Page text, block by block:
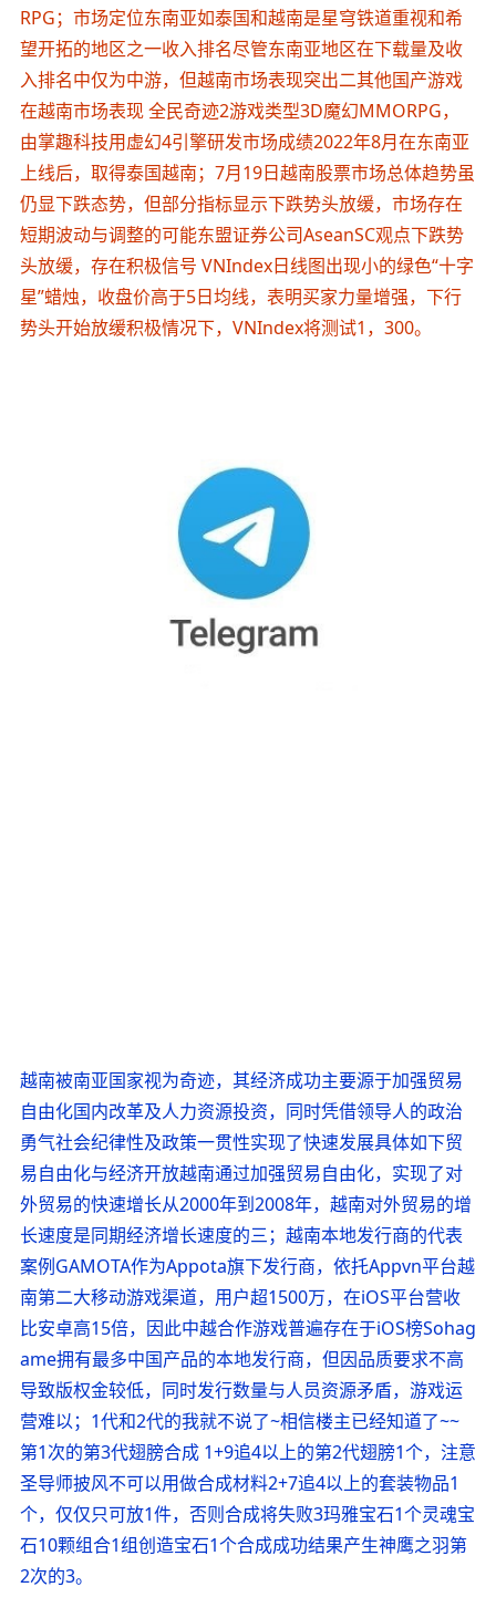
RPG；市场定位东南亚如泰国和越南是星穹铁道重视和希
望开拓的地区之一收入排名尽管东南亚地区在下载量及收
入排名中仅为中游，但越南市场表现突出二其他国产游戏
在越南市场表现 全民奇迹2游戏类型3D魔幻MMORPG，
由掌趣科技用虚幻4引擎研发市场成绩2022年8月在东南亚
上线后，取得泰国越南；7月19日越南股票市场总体趋势虽
仍显下跌态势，但部分指标显示下跌势头放缓，市场存在
短期波动与调整的可能东盟证券公司AseanSC观点下跌势
头放缓，存在积极信号 VNIndex日线图出现小的绿色“十字
星”蜡烛，收盘价高于5日均线，表明买家力量增强，下行
势头开始放缓积极情况下，VNIndex将测试1，300。
越南被南亚国家视为奇迹，其经济成功主要源于加强贸易
自由化国内改革及人力资源投资，同时凭借领导人的政治
勇气社会纪律性及政策一贯性实现了快速发展具体如下贸
易自由化与经济开放越南通过加强贸易自由化，实现了对
外贸易的快速增长从2000年到2008年，越南对外贸易的增
长速度是同期经济增长速度的三；越南本地发行商的代表
案例GAMOTA作为Appota旗下发行商，依托Appvn平台越
南第二大移动游戏渠道，用户超1500万，在iOS平台营收
比安卓高15倍，因此中越合作游戏普遍存在于iOS榜Sohag
ame拥有最多中国产品的本地发行商，但因品质要求不高
导致版权金较低，同时发行数量与人员资源矛盾，游戏运
营难以；1代和2代的我就不说了~相信楼主已经知道了~~
第1次的第3代翅膀合成 1+9追4以上的第2代翅膀1个，注意
圣导师披风不可以用做合成材料2+7追4以上的套装物品1
个，仅仅只可放1件，否则合成将失败3玛雅宝石1个灵魂宝
石10颗组合1组创造宝石1个合成成功结果产生神鹰之羽第
2次的3。